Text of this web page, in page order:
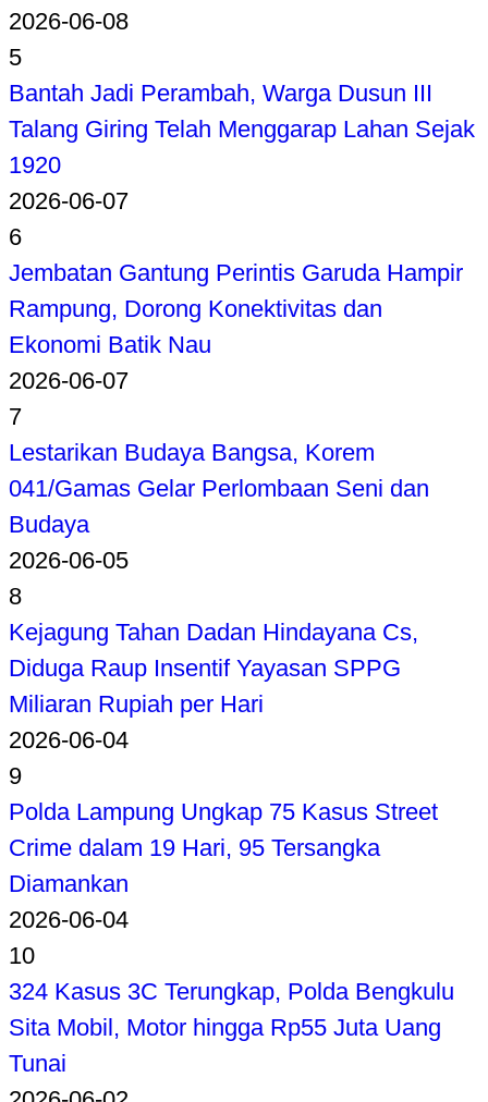
2026-06-08
5
Bantah Jadi Perambah, Warga Dusun III
Talang Giring Telah Menggarap Lahan Sejak
1920
2026-06-07
6
Jembatan Gantung Perintis Garuda Hampir
Rampung, Dorong Konektivitas dan
Ekonomi Batik Nau
2026-06-07
7
Lestarikan Budaya Bangsa, Korem
041/Gamas Gelar Perlombaan Seni dan
Budaya
2026-06-05
8
Kejagung Tahan Dadan Hindayana Cs,
Diduga Raup Insentif Yayasan SPPG
Miliaran Rupiah per Hari
2026-06-04
9
Polda Lampung Ungkap 75 Kasus Street
Crime dalam 19 Hari, 95 Tersangka
Diamankan
2026-06-04
10
324 Kasus 3C Terungkap, Polda Bengkulu
Sita Mobil, Motor hingga Rp55 Juta Uang
Tunai